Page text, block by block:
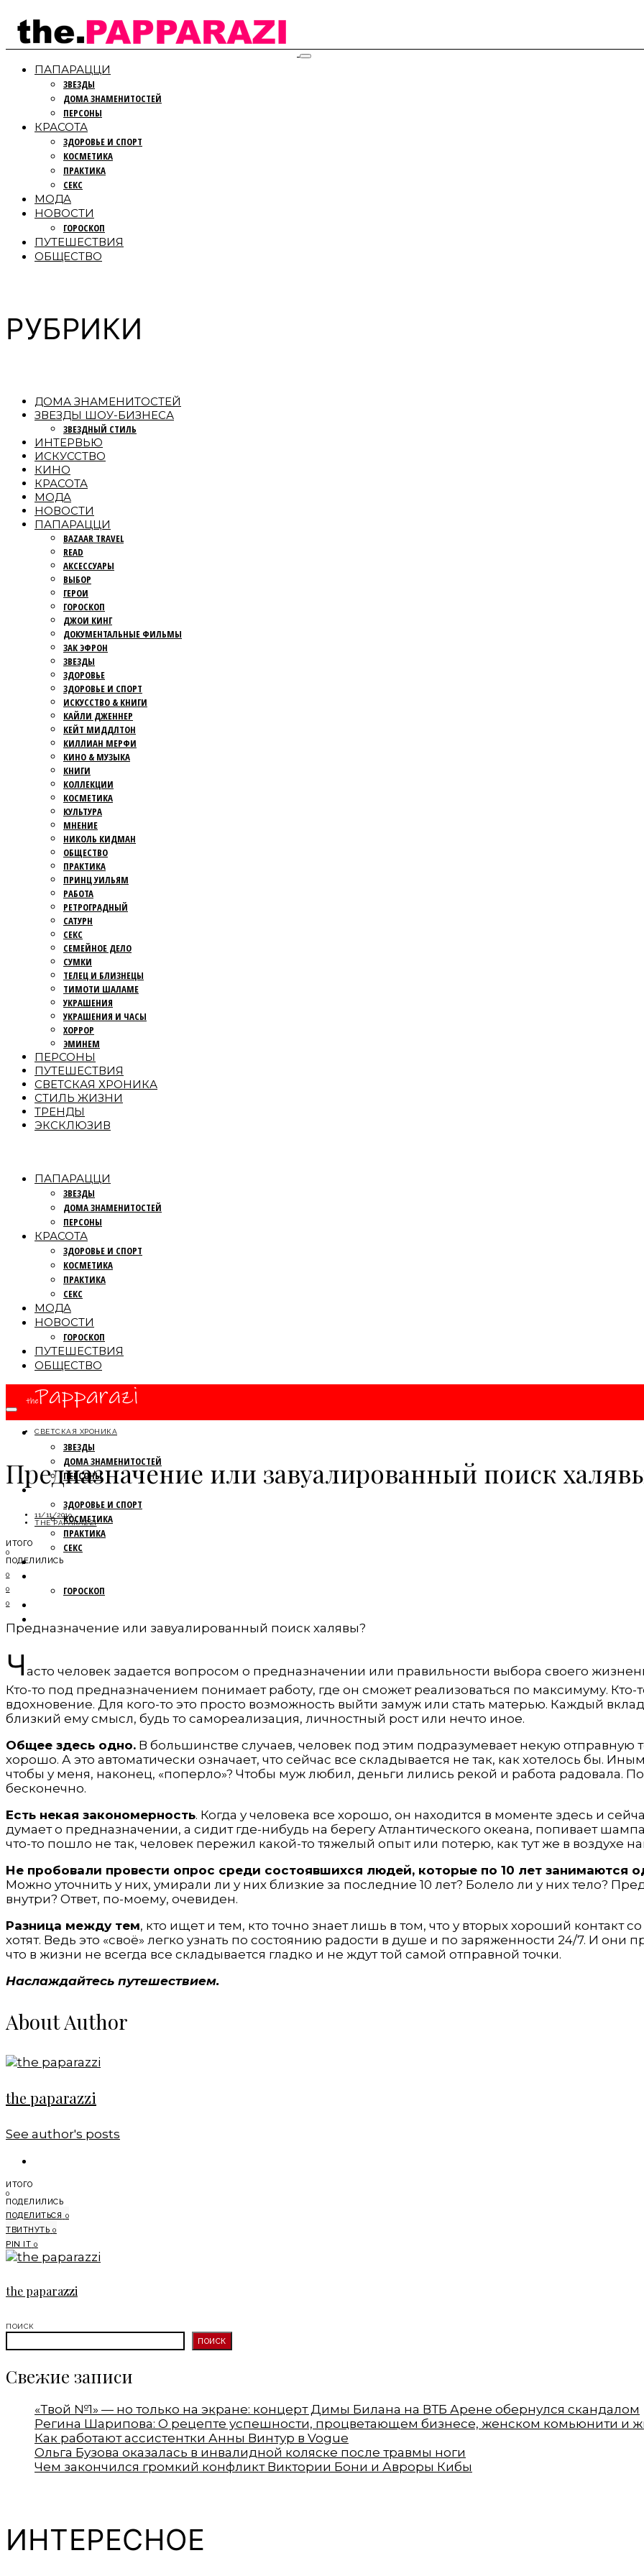
ПАПАРАЦЦИ
ЗВЕЗДЫ
ДОМА ЗНАМЕНИТОСТЕЙ
ПЕРСОНЫ
КРАСОТА
ЗДОРОВЬЕ И СПОРТ
КОСМЕТИКА
ПРАКТИКА
СЕКС
МОДА
НОВОСТИ
ГОРОСКОП
ПУТЕШЕСТВИЯ
ОБЩЕСТВО
РУБРИКИ
ДОМА ЗНАМЕНИТОСТЕЙ
ЗВЕЗДЫ ШОУ-БИЗНЕСА
ЗВЕЗДНЫЙ СТИЛЬ
ИНТЕРВЬЮ
ИСКУССТВО
КИНО
КРАСОТА
МОДА
НОВОСТИ
ПАПАРАЦЦИ
BAZAAR TRAVEL
READ
АКСЕССУАРЫ
ВЫБОР
ГЕРОИ
ГОРОСКОП
ДЖОИ КИНГ
ДОКУМЕНТАЛЬНЫЕ ФИЛЬМЫ
ЗАК ЭФРОН
ЗВЕЗДЫ
ЗДОРОВЬЕ
ЗДОРОВЬЕ И СПОРТ
ИСКУССТВО & КНИГИ
КАЙЛИ ДЖЕННЕР
КЕЙТ МИДДЛТОН
КИЛЛИАН МЕРФИ
КИНО & МУЗЫКА
КНИГИ
КОЛЛЕКЦИИ
КОСМЕТИКА
КУЛЬТУРА
МНЕНИЕ
НИКОЛЬ КИДМАН
ОБЩЕСТВО
ПРАКТИКА
ПРИНЦ УИЛЬЯМ
РАБОТА
РЕТРОГРАДНЫЙ
САТУРН
СЕКС
СЕМЕЙНОЕ ДЕЛО
СУМКИ
ТЕЛЕЦ И БЛИЗНЕЦЫ
ТИМОТИ ШАЛАМЕ
УКРАШЕНИЯ
УКРАШЕНИЯ И ЧАСЫ
ХОРРОР
ЭМИНЕМ
ПЕРСОНЫ
ПУТЕШЕСТВИЯ
СВЕТСКАЯ ХРОНИКА
СТИЛЬ ЖИЗНИ
ТРЕНДЫ
ЭКСКЛЮЗИВ
ПАПАРАЦЦИ
ЗВЕЗДЫ
ДОМА ЗНАМЕНИТОСТЕЙ
ПЕРСОНЫ
КРАСОТА
ЗДОРОВЬЕ И СПОРТ
КОСМЕТИКА
ПРАКТИКА
СЕКС
МОДА
НОВОСТИ
ГОРОСКОП
ПУТЕШЕСТВИЯ
ОБЩЕСТВО
ПАПАРАЦЦИ
ЗВЕЗДЫ
ДОМА ЗНАМЕНИТОСТЕЙ
ПЕРСОНЫ
КРАСОТА
ЗДОРОВЬЕ И СПОРТ
КОСМЕТИКА
ПРАКТИКА
СЕКС
МОДА
ГОРОСКОП
СВЕТСКАЯ ХРОНИКА
Предназначение или завуалированный поиск
11/11/2019
THE PAPARAZZI
ИТОГО
0
ПОДЕЛИЛИСЬ
0
0
0
Предназначение или завуалированный поиск халявы?
Ч асто человек задается вопросом о предназначении или правильности выбора своего
Кто-то под предназначением понимает работу, где он сможет реализоваться по максимуму.
вдохновение. Для кого-то это просто возможность выйти замуж или стать матерью. Каждый
близкий ему смысл, будь то самореализация, личностный рост или нечто иное.
Общее здесь одно. В большинстве случаев, человек под этим подразумевает некую отправную
хорошо. А это автоматически означает, что сейчас все складывается не так, как хотелось бы.
чтобы у меня, наконец, «поперло»? Чтобы муж любил, деньги лились рекой и работа радовала.
бесконечно.
Есть некая закономерность. Когда у человека все хорошо, он находится в моменте здесь и
думает о предназначении, а сидит где-нибудь на берегу Атлантического океана, попивает
что-то пошло не так, человек пережил какой-то тяжелый опыт или потерю, как тут же в воздухе
Не пробовали провести опрос среди состоявшихся людей, которые по 10 лет занимаются
Можно уточнить у них, умирали ли у них близкие за последние 10 лет? Болело ли у них тело?
внутри? Ответ, по-моему, очевиден.
Разница между тем, кто ищет и тем, кто точно знает лишь в том, что у вторых хороший контакт
хотят. Ведь это «своё» легко узнать по состоянию радости в душе и по заряженности 24/7. И они
что в жизни не всегда все складывается гладко и не ждут той самой отправной точки.
Наслаждайтесь путешествием.
About Author
the paparazzi
See author's posts
ИТОГО
0
ПОДЕЛИЛИСЬ
ПОДЕЛИТЬСЯ 0
ТВИТНУТЬ 0
PIN IT 0
the paparazzi
ПОИСК
ПОИСК
Свежие записи
«Твой №1» — но только на экране: концерт Димы Билана на ВТБ Арене обернулся скандалом
Регина Шарипова: О рецепте успешности, процветающем бизнесе, женском комьюнити и
Как работают ассистентки Анны Винтур в Vogue
Ольга Бузова оказалась в инвалидной коляске после травмы ноги
Чем закончился громкий конфликт Виктории Бони и Авроры Кибы
ИНТЕРЕСНОЕ